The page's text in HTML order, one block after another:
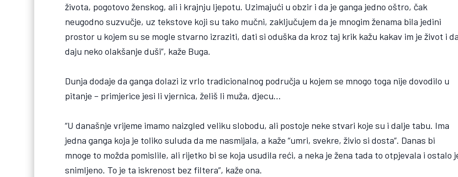
života, pogotovo ženskog, ali i krajnju ljepotu. Uzimajući u obzir i da je ganga jedno oštro, čak
neugodno suzvučje, uz tekstove koji su tako mučni, zaključujem da je mnogim ženama bila jedini
prostor u kojem su se mogle stvarno izraziti, dati si oduška da kroz taj krik kažu kakav im je život i
daju neko olakšanje duši”, kaže Buga.
Dunja dodaje da ganga dolazi iz vrlo tradicionalnog područja u kojem se mnogo toga nije dovodilo u
pitanje – primjerice jesi li vjernica, želiš li muža, djecu…
“U današnje vrijeme imamo naizgled veliku slobodu, ali postoje neke stvari koje su i dalje tabu. Ima
jedna ganga koja je toliko suluda da me nasmijala, a kaže “umri, svekre, živio si dosta”. Danas bi
mnoge to možda pomislile, ali rijetko bi se koja usudila reći, a neka je žena tada to otpjevala i ostalo
snimljeno. To je ta iskrenost bez filtera”, kaže ona.